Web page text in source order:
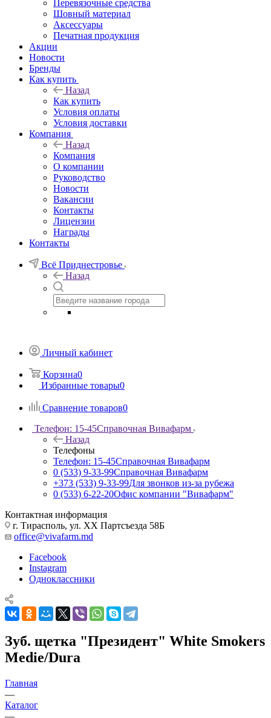
Перевязочные средства
Шовный материал
Аксессуары
Печатная продукция
Акции
Новости
Бренды
Как купить
Назад
Как купить
Условия оплаты
Условия доставки
Компания
Назад
Компания
О компании
Руководство
Новости
Вакансии
Контакты
Лицензии
Награды
Контакты
Всё Приднестровье
Назад
Личный кабинет
Корзина0
Избранные товары0
Сравнение товаров0
Телефон: 15-45Справочная Вивафарм
Назад
Телефоны
Телефон: 15-45Справочная Вивафарм
0 (533) 9-33-99Справочная Вивафарм
+373 (533) 9-33-99Для звонков из-за рубежа
0 (533) 6-22-20Офис компании "Вивафарм"
Контактная информация
г. Тирасполь, ул. ХХ Партсъезда 58Б
office@vivafarm.md
Facebook
Instagram
Одноклассники
Зуб. щетка "Президент" White Smokers
Medie/Dura
Главная
—
Каталог
—